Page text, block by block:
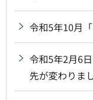
令和5年10月
令和5年2月6
先が変わりま